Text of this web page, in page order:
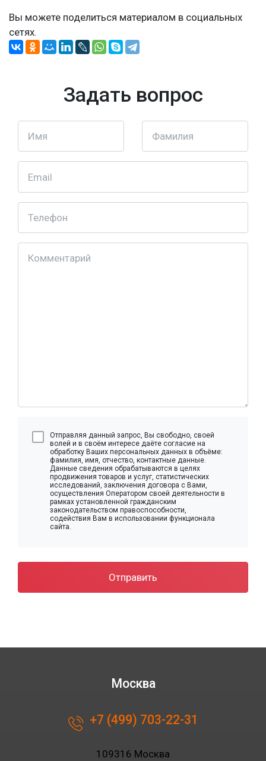
Вы можете поделиться материалом в социальных
сетях.
Задать вопрос
Отправляя данный запрос, Вы свободно, своей
волей и в своём интересе даёте согласие на
обработку Ваших персональных данных в объёме:
фамилия, имя, отчество, контактные данные.
Данные сведения обрабатываются в целях
продвижения товаров и услуг, статистических
исследований, заключения договора с Вами,
осуществления Оператором своей деятельности в
рамках установленной гражданским
законодательством правоспособности,
содействия Вам в использовании функционала
сайта.
Отправить
Москва
+7 (499) 703-22-31
109316 Москва